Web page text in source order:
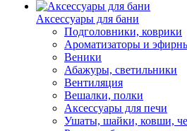
Аксессуары для бани
Подголовники, коврики
Ароматизаторы и
Веники
Абажуры, светильники
Вентиляция
Вешалки, полки
Аксессуары для печи
Ушаты, шайки, ковши,